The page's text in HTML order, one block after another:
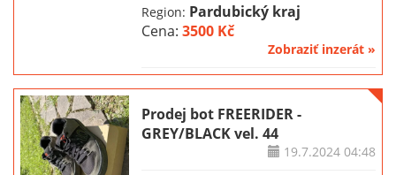
Region: Pardubický kraj
Cena:3500 Kč
Zobraziť inzerát »
Prodej bot FREERIDER -
GREY/BLACK vel. 44
19.7.202404:48